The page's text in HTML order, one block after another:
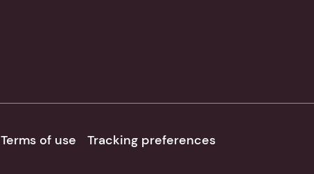
Terms of use Tracking preferences